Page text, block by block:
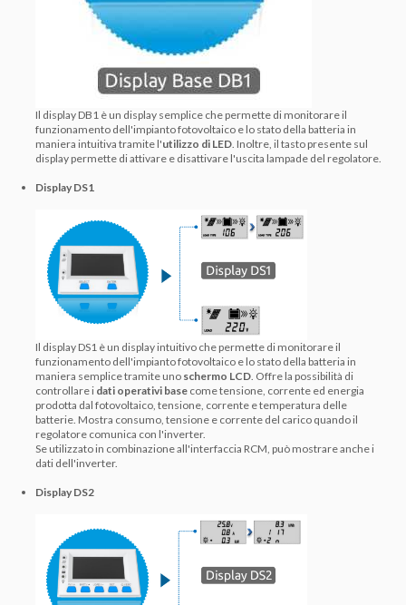
Il display DB1 è un display semplice che permette di monitorare il
funzionamento dell'impianto fotovoltaico e lo stato della batteria in
maniera intuitiva tramite l'utilizzo di LED . Inoltre, il tasto presente sul
display permette di attivare e disattivare l'uscita lampade del regolatore.
Display DS1
Il display DS1 è un display intuitivo che permette di monitorare il
funzionamento dell'impianto fotovoltaico e lo stato della batteria in
maniera semplice tramite uno schermo LCD. Offre la possibilità di
controllare i dati operativi base come tensione, corrente ed energia
prodotta dal fotovoltaico, tensione, corrente e temperatura delle
batterie. Mostra consumo, tensione e corrente del carico quando il
regolatore comunica con l'inverter.
Se utilizzato in combinazione all'interfaccia RCM, può mostrare anche i
dati dell'inverter.
Display DS2